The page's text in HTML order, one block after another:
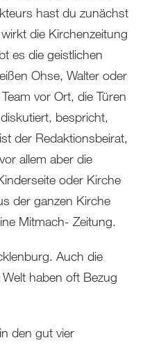
hast du zunächst
die Kirchenzeitung
es die geistlichen
Ohse, Walter oder
vor Ort, die Türen
bespricht,
der Redaktionsbeirat,
allem aber die
oder Kirche
der ganzen Kirche
Mitmach- Zeitung.
Auch die
haben oft Bezug
den gut vier